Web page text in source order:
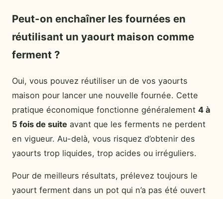
Peut-on enchaîner les fournées en
réutilisant un yaourt maison comme
ferment ?
Oui, vous pouvez réutiliser un de vos yaourts
maison pour lancer une nouvelle fournée. Cette
pratique économique fonctionne généralement 4 à
5 fois de suite avant que les ferments ne perdent
en vigueur. Au-delà, vous risquez d’obtenir des
yaourts trop liquides, trop acides ou irréguliers.
Pour de meilleurs résultats, prélevez toujours le
yaourt ferment dans un pot qui n’a pas été ouvert